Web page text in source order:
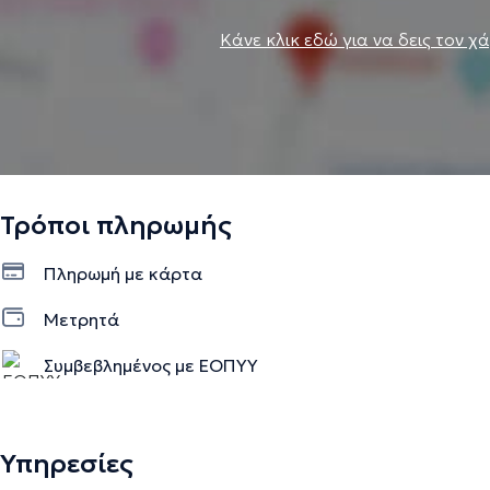
Κάνε κλικ εδώ για να δεις τον
Τρόποι πληρωμής
Πληρωμή με κάρτα
Μετρητά
Συμβεβλημένος με ΕΟΠΥΥ
Υπηρεσίες